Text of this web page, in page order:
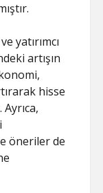
yatırımcı
artışın
hisse
öneriler de